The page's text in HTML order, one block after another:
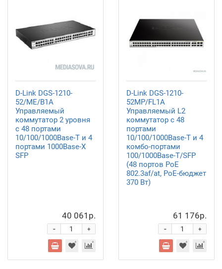
D-Link DGS-1210-
52/ME/B1A
Управляемый
коммутатор 2 уровня
с 48 портами
10/100/1000Base-T и 4
портами 1000Base-X
SFP
40 061р.
+
-
D-Link DGS-1210-
52MP/FL1A
Управляемый L2
коммутатор с 48
портами
10/100/1000Base-T и 4
комбо-портами
100/1000Base-T/SFP
(48 портов PoE
802.3af/at, PoE-бюджет
370 Вт)
61 176р.
+
-